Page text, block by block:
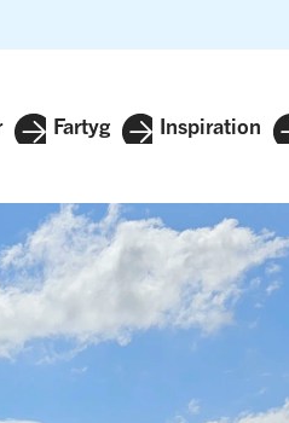
Fartyg Inspiration